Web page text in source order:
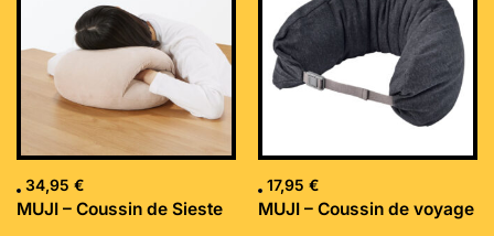
34,95 €
MUJI – Coussin de Sieste
17,95 €
MUJI – Coussin de voyage